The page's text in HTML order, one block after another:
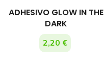
ADHESIVO GLOW IN THE
DARK
2,20 €